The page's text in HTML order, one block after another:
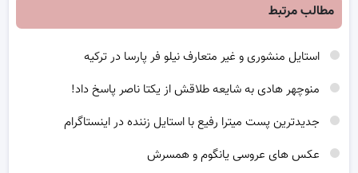
مطالب مرتبط
استایل منشوری و غیر متعارف نیلو فر پارسا در ترکیه
منوچهر هادی به شایعه طلاقش از یکتا ناصر پاسخ داد!
جدیدترین پست میترا رفیع با استایل زننده در اینستاگرام
عکس های عروسی یانگوم و همسرش